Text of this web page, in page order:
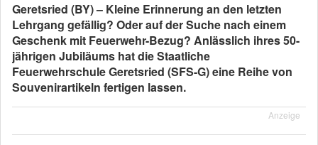
Geretsried (BY) – Kleine Erinnerung an den letzten
Lehrgang gefällig? Oder auf der Suche nach einem
Geschenk mit Feuerwehr-Bezug? Anlässlich ihres 50-
jährigen Jubiläums hat die Staatliche
Feuerwehrschule Geretsried (SFS-G) eine Reihe von
Souvenirartikeln fertigen lassen.
Anzeige